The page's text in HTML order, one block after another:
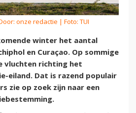
onze redactie | Foto: TUI
winter het aantal
en Curaçao. Op sommige
vluchten richting het
eiland. Dat is razend populair
zie op zoek zijn naar een